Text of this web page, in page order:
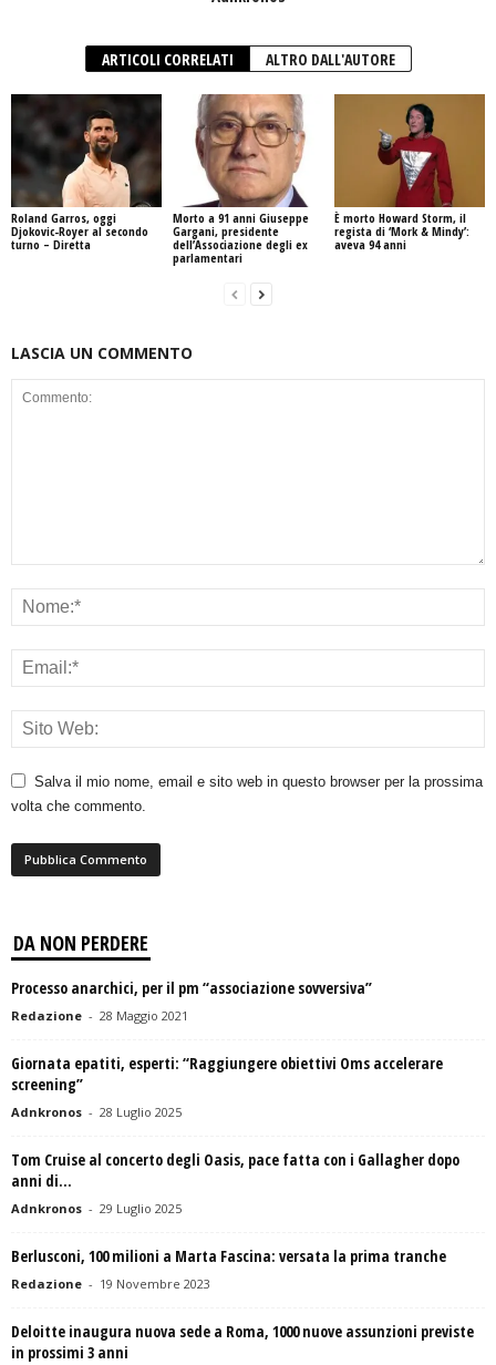
ARTICOLI CORRELATI ALTRO DALL'AUTORE
Roland Garros, oggi
Djokovic-Royer al secondo
turno – Diretta
Morto a 91 anni Giuseppe
Gargani, presidente
dell’Associazione degli ex
parlamentari
È morto Howard Storm, il
regista di ‘Mork & Mindy’:
aveva 94 anni
LASCIA UN COMMENTO
Salva il mio nome, email e sito web in questo browser per la prossima
volta che commento.
DA NON PERDERE
Processo anarchici, per il pm “associazione sovversiva”
Redazione - 28 Maggio 2021
Giornata epatiti, esperti: “Raggiungere obiettivi Oms accelerare
screening”
Adnkronos - 28 Luglio 2025
Tom Cruise al concerto degli Oasis, pace fatta con i Gallagher dopo
anni di...
Adnkronos - 29 Luglio 2025
Berlusconi, 100 milioni a Marta Fascina: versata la prima tranche
Redazione - 19 Novembre 2023
Deloitte inaugura nuova sede a Roma, 1000 nuove assunzioni previste
in prossimi 3 anni